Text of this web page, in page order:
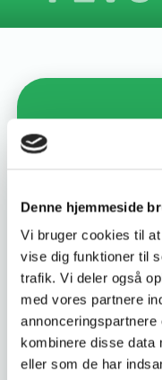
Denne hjemmeside
Vi bruger cookies til
vise dig funktioner til
trafik. Vi deler også
med vores partnere
kombinere disse data
eller som de har
omsorgs-